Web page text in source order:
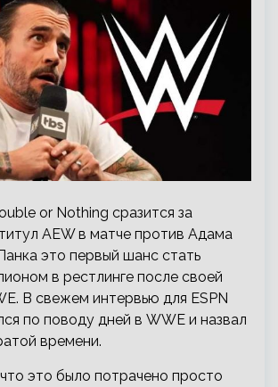
or Nothing сразится за
AEW в матче против Адама
это первый шанс стать
в рестлинге после своей
В свежем интервью для ESPN
по поводу дней в WWE и назвал
времени.
это было потрачено просто